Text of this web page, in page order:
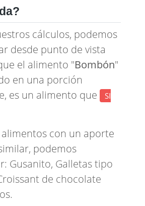
cálculos, podemos
desde punto de vista
el alimento "Bombón"
en una porción
es un alimento que
SI
alimentos con un aporte
podemos
Gusanito, Galletas tipo
de chocolate